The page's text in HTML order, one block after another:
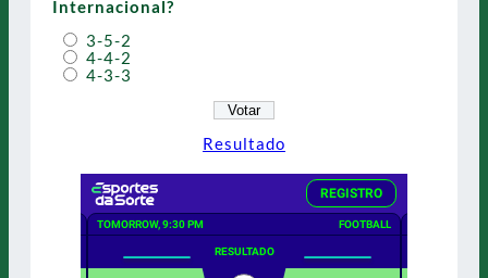
Internacional?
3-5-2
4-4-2
4-3-3
Resultado